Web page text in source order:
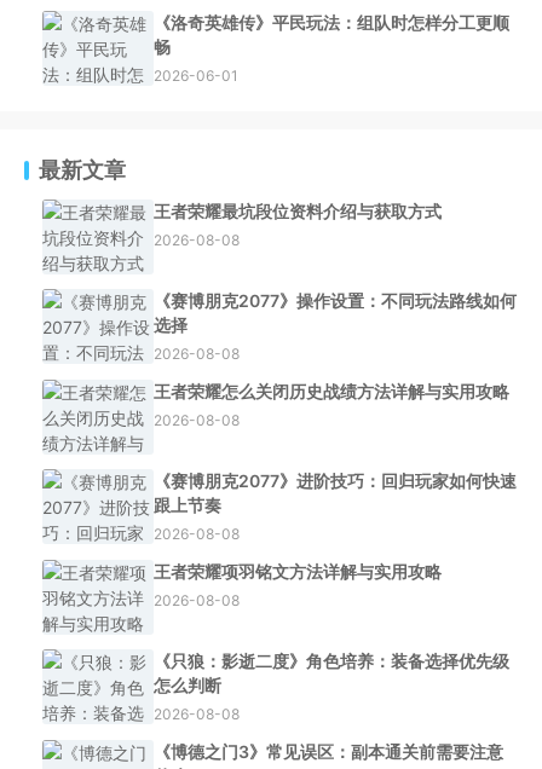
《洛奇英雄传》平民玩法：组队时怎样分工更顺
畅
2026-06-01
最新文章
王者荣耀最坑段位资料介绍与获取方式
2026-08-08
《赛博朋克2077》操作设置：不同玩法路线如何
选择
2026-08-08
王者荣耀怎么关闭历史战绩方法详解与实用攻略
2026-08-08
《赛博朋克2077》进阶技巧：回归玩家如何快速
跟上节奏
2026-08-08
王者荣耀项羽铭文方法详解与实用攻略
2026-08-08
《只狼：影逝二度》角色培养：装备选择优先级
怎么判断
2026-08-08
《博德之门3》常见误区：副本通关前需要注意